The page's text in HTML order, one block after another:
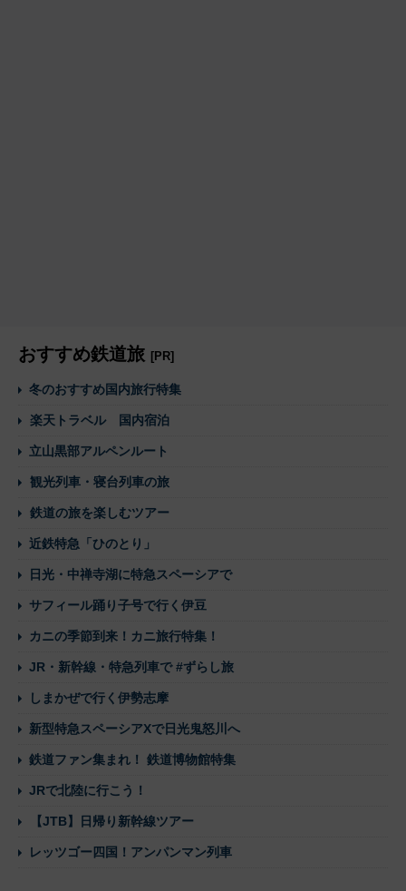
おすすめ鉄道旅 [PR]
冬のおすすめ国内旅行特集
楽天トラベル 国内宿泊
立山黒部アルペンルート
観光列車・寝台列車の旅
鉄道の旅を楽しむツアー
近鉄特急「ひのとり」
日光・中禅寺湖に特急スペーシアで
サフィール踊り子号で行く伊豆
カニの季節到来！カニ旅行特集！
JR・新幹線・特急列車で #ずらし旅
しまかぜで行く伊勢志摩
新型特急スペーシアXで日光鬼怒川へ
鉄道ファン集まれ！ 鉄道博物館特集
JRで北陸に行こう！
【JTB】日帰り新幹線ツアー
レッツゴー四国！アンパンマン列車